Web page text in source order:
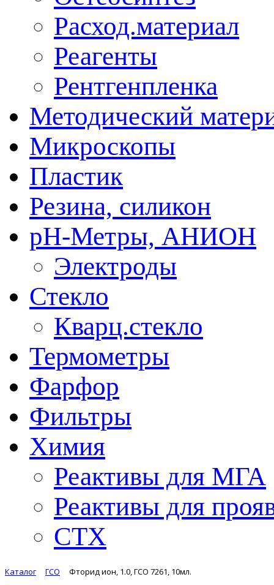
Расход.материал
Реагенты
Рентгенпленка
Методический
Микроскопы
Пластик
Резина, силикон
рН-Метры, АНИОН
Электроды
Стекло
Кварц.стекло
Термометры
Фарфор
Фильтры
Химия
Реактивы для МГА
Реактивы для
СТХ
Каталог ГСО Фторид ион, 1.0, ГСО 7261, 10мл.